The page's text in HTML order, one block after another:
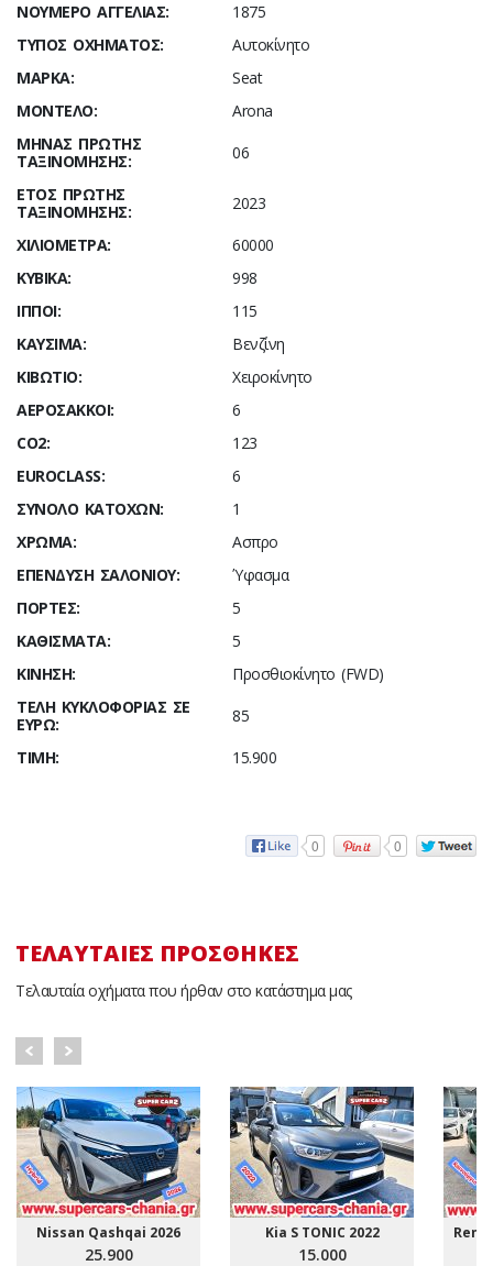
ΝΟΎΜΕΡΟ ΑΓΓΕΛΊΑΣ:
1875
ΤΎΠΟΣ ΟΧΉΜΑΤΟΣ:
Αυτοκίνητο
ΜΆΡΚΑ:
Seat
ΜΟΝΤΈΛΟ:
Arona
ΜΉΝΑΣ ΠΡΏΤΗΣ
ΤΑΞΙΝΌΜΗΣΗΣ:
06
ΈΤΟΣ ΠΡΏΤΗΣ
ΤΑΞΙΝΌΜΗΣΗΣ:
2023
ΧΙΛΙΌΜΕΤΡΑ:
60000
ΚΥΒΙΚΆ:
998
ΊΠΠΟΙ:
115
ΚΑΎΣΙΜΑ:
Βενζίνη
ΚΙΒΏΤΙΟ:
Χειροκίνητο
ΑΕΡΌΣΑΚΚΟΙ:
6
CO2:
123
ΕUROCLASS:
6
ΣΎΝΟΛΟ ΚΑΤΌΧΩΝ:
1
ΧΡΏΜΑ:
Ασπρο
ΕΠΈΝΔΥΣΗ ΣΑΛΟΝΙΟΎ:
Ύφασμα
ΠΌΡΤΕΣ:
5
ΚΑΘΊΣΜΑΤΑ:
5
ΚΊΝΗΣΗ:
Προσθιοκίνητο (FWD)
ΤΈΛΗ ΚΥΚΛΟΦΟΡΊΑΣ ΣΕ
ΕΥΡΏ:
85
ΤΙΜΉ:
15.900
0 0
ΤΕΛΑΥΤΑΊΕΣ ΠΡΟΣΘΉΚΕΣ
Τελαυταία οχήματα που ήρθαν στο κατάστημα μας
Nissan Qashqai 2026
25.900
Kia S TONIC 2022
15.000